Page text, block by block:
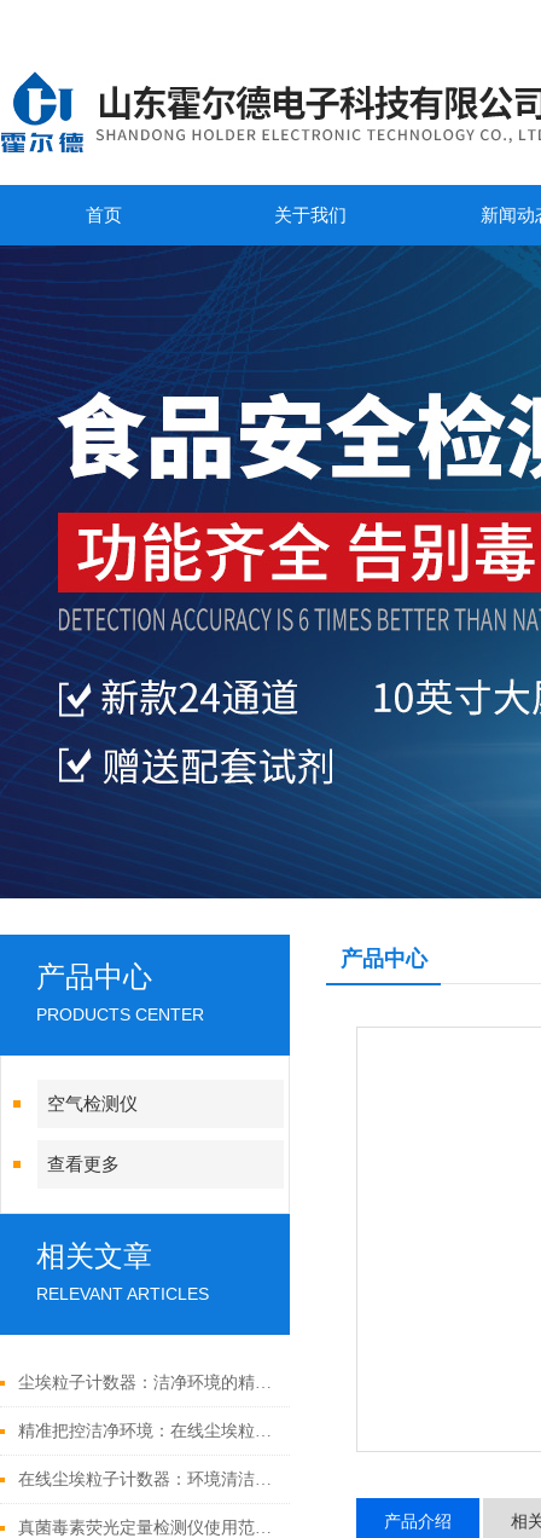
首页 关于我们 新闻动
产品中心
PRODUCTS CENTER
空气检测仪
查看更多
相关文章
RELEVANT ARTICLES
尘埃粒子计数器：洁净环境的精密守护者
精准把控洁净环境：在线尘埃粒子计数器的性能与广泛应用
在线尘埃粒子计数器：环境清洁的“智能哨兵”
真菌毒素荧光定量检测仪使用范围多
产品中心
产品介绍 相